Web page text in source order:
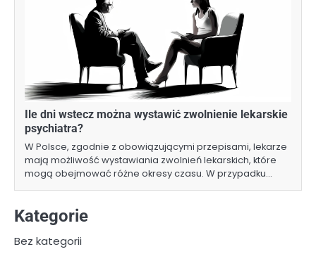
Ile dni wstecz można wystawić zwolnienie lekarskie
psychiatra?
W Polsce, zgodnie z obowiązującymi przepisami, lekarze
mają możliwość wystawiania zwolnień lekarskich, które
mogą obejmować różne okresy czasu. W przypadku…
Kategorie
Bez kategorii